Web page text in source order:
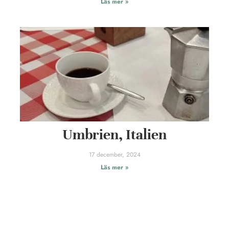
Umbrien, Italien
17 december, 2024
Läs mer »